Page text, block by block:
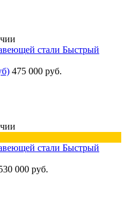
Быстрый
475 000 руб.
Быстрый
000 руб.